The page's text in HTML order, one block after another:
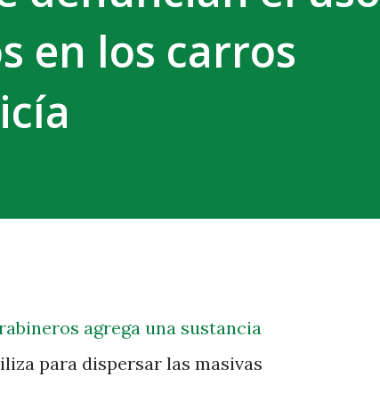
en los carros
agrega una sustancia
para dispersar las masivas